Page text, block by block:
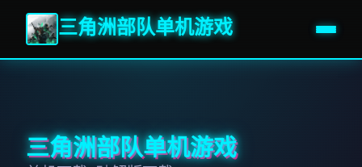
三角洲部队单机游戏
三角洲部队单机游戏